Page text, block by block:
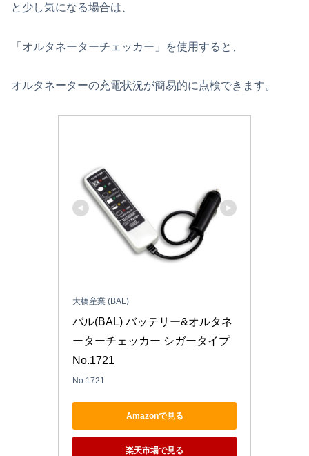
と少し気になる場合は、
「オルタネーターチェッカー」を使用すると、
オルタネーターの充電状況が簡易的に点検できます。
大橋産業 (BAL)
バル(BAL) バッテリー&オルタネ
ーターチェッカー シガータイプ
No.1721
No.1721
Amazonで見る
楽天市場で見る